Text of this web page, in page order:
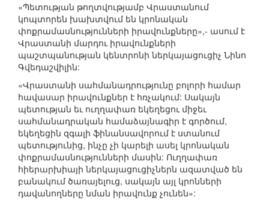
«Պետության թողտվությամբ Վրաստանում
կոպտորեն խախտվում են կրոնական
փոքրամասնությունների իրավունքները»,- ասում է
Վրաստանի մարդու իրավունքների
պաշտպանության կենտրոնի ներկայացուցիչ Նինո
Գվեդաշվիլին:
«Վրաստանի սահմանադրությունը բոլորի համար
հավասար իրավունքներ է հռչակում: Սակայն
պետության եւ ուղղափառ եկեղեցու միջեւ
սահմանադրական համաձայնագիր է գործում,
եկեղեցին զգալի ֆինանսավորում է ստանում
պետությունից, ինչը չի կարելի ասել կրոնական
փոքրամասնությունների մասին: Ուղղափառ
հիերարխիայի ներկայացուցիչներն ազատված են
բանակում ծառայելուց, սակայն այլ կրոնների
դավանողները նման իրավունք չունեն»: